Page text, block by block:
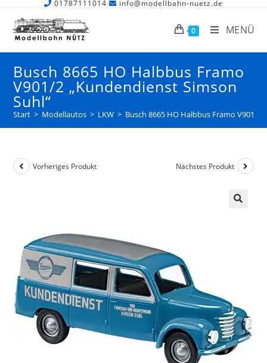
01787111014 info@modellbahn-nuetz.de
0 MENÜ
Busch 8665 HO Halbbus Framo
V901/2 „Kundendienst Simson
Suhl“
Start > Modellautos > LKW > Busch 8665 HO Halbbus Framo V901/2
Vorheriges Produkt Nächstes Produkt